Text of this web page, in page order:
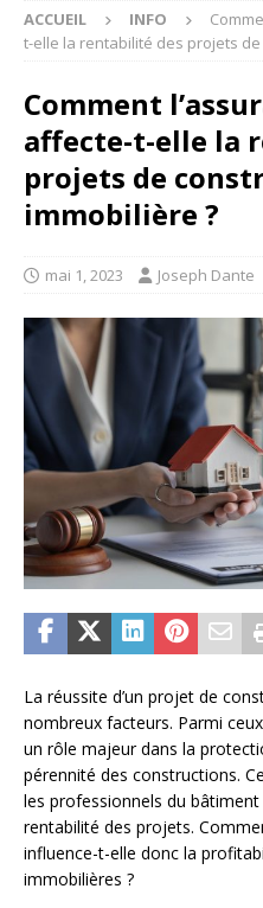
ACCUEIL INFO
t-elle la rentabilité des projets
Comment
affecte-t-elle la
projets de
immobilière ?
mai 1, 2023 Joseph Dante
La réussite d’un projet de
nombreux facteurs. Parmi
un rôle majeur dans la
pérennité des constructions.
les professionnels du
rentabilité des projets.
influence-t-elle donc la
immobilières ?